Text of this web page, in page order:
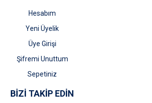
Hesabım
Yeni Üyelik
Üye Girişi
Şifremi Unuttum
Sepetiniz
BİZİ TAKİP EDİN